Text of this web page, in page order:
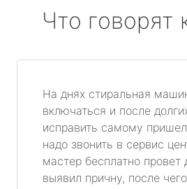
Что говорят
На днях стиральная
включаться и после
исправить самому
надо звонить в сервис
мастер бесплатно провет
выявил причну, после